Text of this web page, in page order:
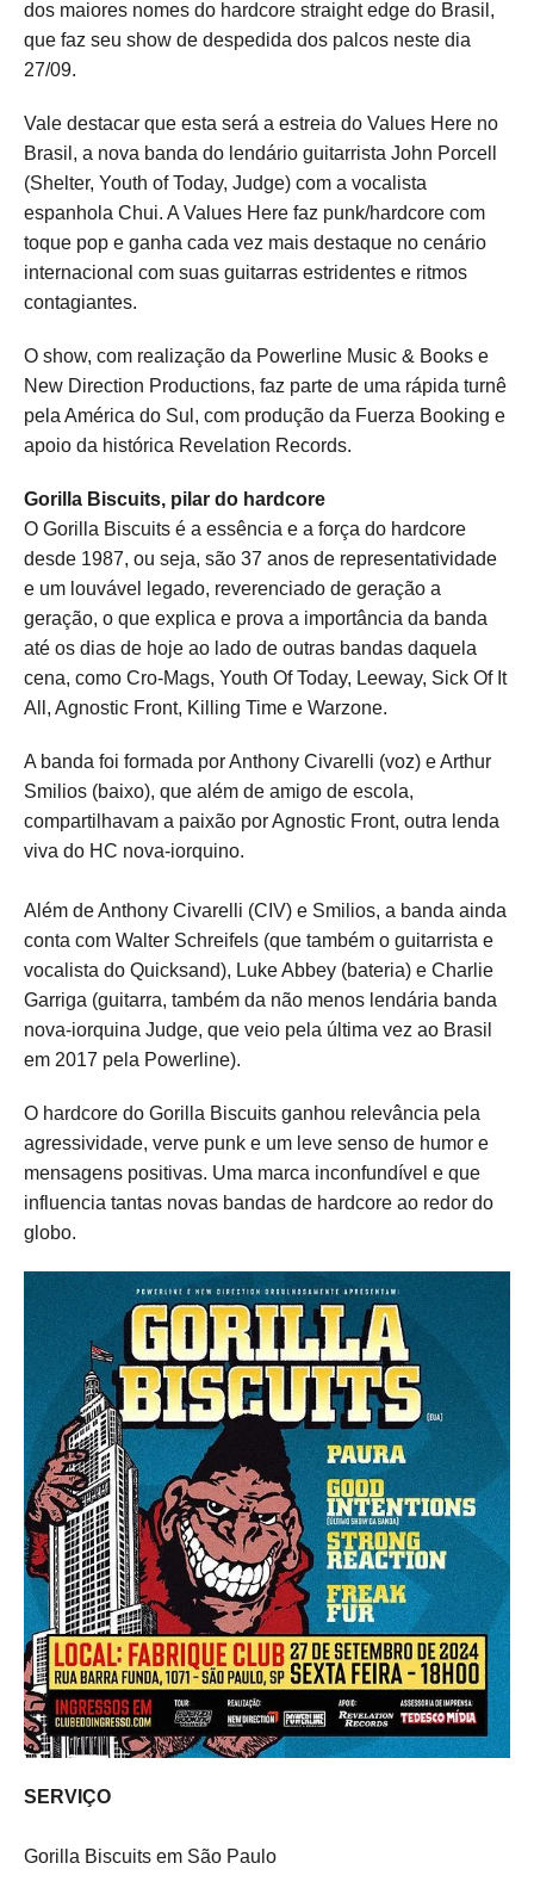
dos maiores nomes do hardcore straight edge do Brasil,
que faz seu show de despedida dos palcos neste dia
27/09.
Vale destacar que esta será a estreia do Values Here no
Brasil, a nova banda do lendário guitarrista John Porcell
(Shelter, Youth of Today, Judge) com a vocalista
espanhola Chui. A Values Here faz punk/hardcore com
toque pop e ganha cada vez mais destaque no cenário
internacional com suas guitarras estridentes e ritmos
contagiantes.
O show, com realização da Powerline Music & Books e
New Direction Productions, faz parte de uma rápida turnê
pela América do Sul, com produção da Fuerza Booking e
apoio da histórica Revelation Records.
Gorilla Biscuits, pilar do hardcore
O Gorilla Biscuits é a essência e a força do hardcore
desde 1987, ou seja, são 37 anos de representatividade
e um louvável legado, reverenciado de geração a
geração, o que explica e prova a importância da banda
até os dias de hoje ao lado de outras bandas daquela
cena, como Cro-Mags, Youth Of Today, Leeway, Sick Of It
All, Agnostic Front, Killing Time e Warzone.
A banda foi formada por Anthony Civarelli (voz) e Arthur
Smilios (baixo), que além de amigo de escola,
compartilhavam a paixão por Agnostic Front, outra lenda
viva do HC nova-iorquino.
Além de Anthony Civarelli (CIV) e Smilios, a banda ainda
conta com Walter Schreifels (que também o guitarrista e
vocalista do Quicksand), Luke Abbey (bateria) e Charlie
Garriga (guitarra, também da não menos lendária banda
nova-iorquina Judge, que veio pela última vez ao Brasil
em 2017 pela Powerline).
O hardcore do Gorilla Biscuits ganhou relevância pela
agressividade, verve punk e um leve senso de humor e
mensagens positivas. Uma marca inconfundível e que
influencia tantas novas bandas de hardcore ao redor do
globo.
SERVIÇO
Gorilla Biscuits em São Paulo